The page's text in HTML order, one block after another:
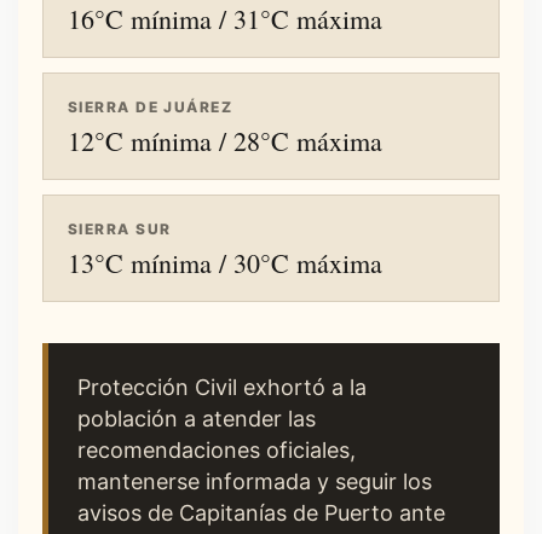
16°C mínima / 31°C máxima
SIERRA DE JUÁREZ
12°C mínima / 28°C máxima
SIERRA SUR
13°C mínima / 30°C máxima
Protección Civil exhortó a la
población a atender las
recomendaciones oficiales,
mantenerse informada y seguir los
avisos de Capitanías de Puerto ante